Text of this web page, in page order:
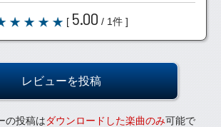
[ 5.00 / 1件 ]
レビューを投稿
の投稿はダウンロードした楽曲のみ可能で